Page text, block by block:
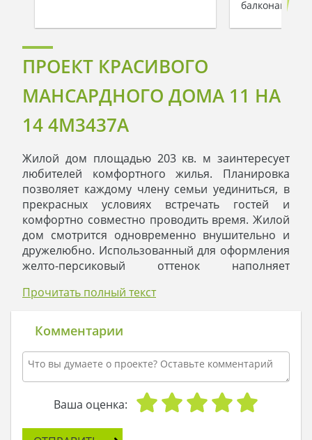
балконами
ПРОЕКТ КРАСИВОГО
МАНСАРДНОГО ДОМА 11 НА
14 4M3437A
Жилой дом площадью 203 кв. м заинтересует
любителей комфортного жилья. Планировка
позволяет каждому члену семьи уединиться, в
прекрасных условиях встречать гостей и
комфортно совместно проводить время. Жилой
дом смотрится одновременно внушительно и
дружелюбно. Использованный для оформления
желто-персиковый оттенок наполняет
Подобранная под тон кровли цокольная
подчеркивает надежность жилого дома,
построенного на века.
Главное достоинство коттеджа в планировке,
жилое пространство рационально разделено на
зоны. Особого внимания заслуживает кухня-
студия. Ее центральная часть выделена под
светом и придает ему величавости. Просторная
Прочитать полный текст
Комментарии
Ваша оценка: